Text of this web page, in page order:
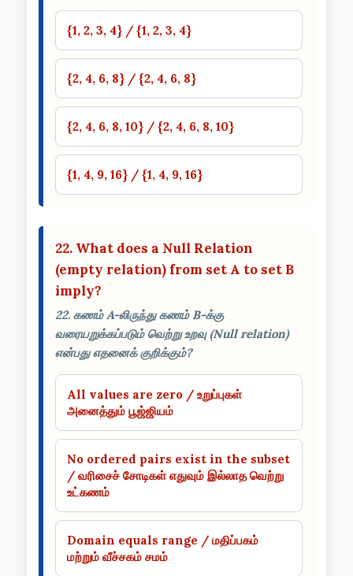
{1, 2, 3, 4} / {1, 2, 3, 4}
{2, 4, 6, 8} / {2, 4, 6, 8}
{2, 4, 6, 8, 10} / {2, 4, 6, 8, 10}
{1, 4, 9, 16} / {1, 4, 9, 16}
22. What does a Null Relation
(empty relation) from set A to set B
imply?
22. கணம் A-லிருந்து கணம் B-க்கு
வரையறுக்கப்படும் வெற்று உறவு (Null relation)
என்பது எதனைக் குறிக்கும்?
All values are zero / உறுப்புகள்
அனைத்தும் பூஜ்ஜியம்
No ordered pairs exist in the subset
/ வரிசைச் சோடிகள் எதுவும் இல்லாத வெற்று
உட்கணம்
Domain equals range / மதிப்பகம்
மற்றும் வீச்சகம் சமம்